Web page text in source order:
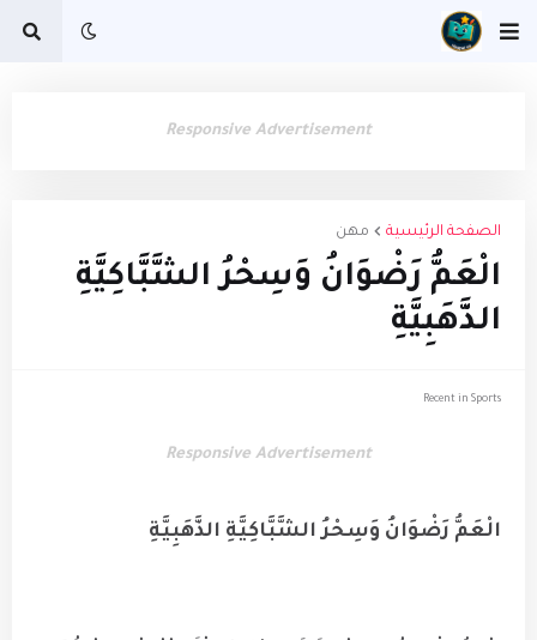
Responsive Advertisement
الصفحة الرئيسية مهن
الْعَمُّ رَضْوَانُ وَسِحْرُ الشَّبَّاكِيَّةِ
الذَّهَبِيَّةِ
Recent in Sports
Responsive Advertisement
الْعَمُّ رَضْوَانُ وَسِحْرُ الشَّبَّاكِيَّةِ الذَّهَبِيَّةِ